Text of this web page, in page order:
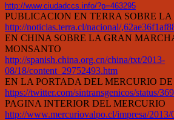
http://www.ciudadccs.info/?p=463295
PUBLICACION EN TERRA SOBRE
http://noticias.terra.cl/nacional/
EN CHINA SOBRE LA GRAN
MONSANTO
http://spanish.china.org.cn/china/txt/2013-
08/18/content_29752493.htm
EN LA PORTADA DEL MERCURIO
https://twitter.com/sintransgenicos/status/
PAGINA INTERIOR DEL MERCURIO
http://www.mercuriovalpo.cl/impresa/